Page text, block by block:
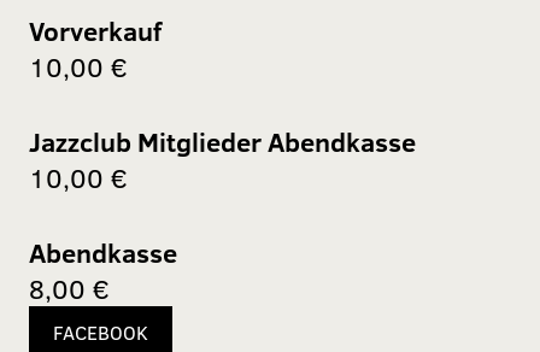
Vorverkauf
10,00 €
Jazzclub Mitglieder Abendkasse
10,00 €
Abendkasse
8,00 €
FACEBOOK